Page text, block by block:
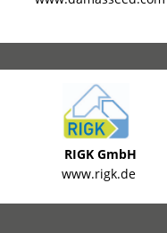
RIGK GmbH
www.rigk.de